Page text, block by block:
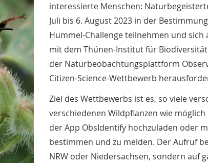
interessierte Menschen:
Juli bis 6. August 2023 in der
Hummel-Challenge teilnehmen und
mit dem Thünen-Institut für
der Naturbeobachtungsplattform
Citizen-Science-Wettbewerb
Ziel des Wettbewerbs ist es, so viele
verschiedenen Wildpflanzen wie
der App ObsIdentify hochzuladen oder
bestimmen und zu melden. Der Aufruf
NRW oder Niedersachsen, sondern auf